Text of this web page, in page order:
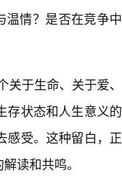
温情？是否在竞争中
于生命、关于爱、
存状态和人生意义的
感受。这种留白，正
读和共鸣。